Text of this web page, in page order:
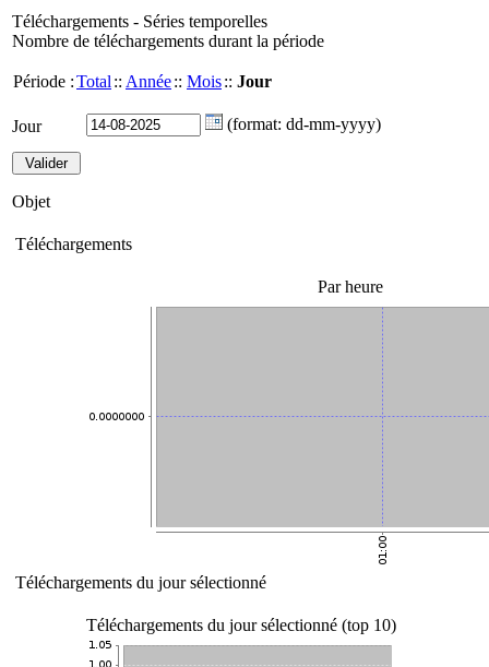
Téléchargements - Séries temporelles
Nombre de téléchargements durant la période
Période :Total :: Année:: Mois:: Jour
Jour (format: dd-mm-yyyy)
Objet
Téléchargements
Par heure
Téléchargements du jour sélectionné
Téléchargements du jour sélectionné (top 10)